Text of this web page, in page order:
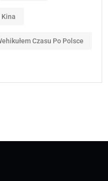
Czasu Po Polsce